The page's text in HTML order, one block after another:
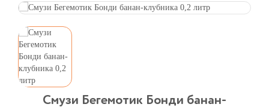
Смузи Бегемотик Бонди банан-